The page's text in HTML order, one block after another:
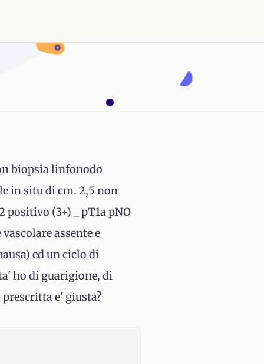
biopsia linfonodo
in situ di cm. 2,5 non
(3+) _ pT1a pNO
assente e
ed un ciclo di
ho di guarigione, di
e' giusta?